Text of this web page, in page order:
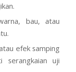
bau, atau
efek samping
serangkaian uji